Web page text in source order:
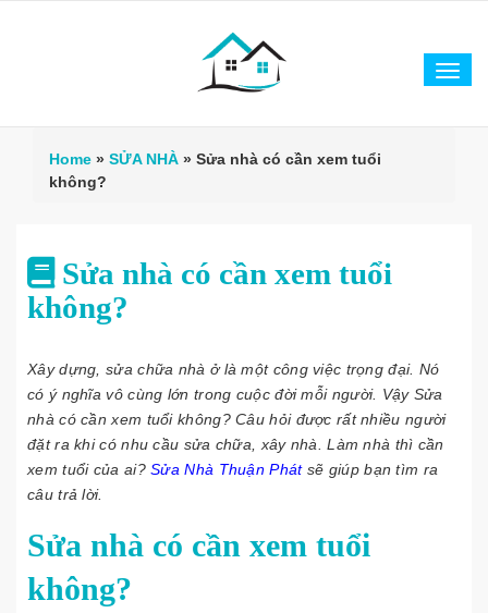
Home » SỬA NHÀ » Sửa nhà có cần xem tuổi
không?
Sửa nhà có cần xem tuổi
không?
Xây dựng, sửa chữa nhà ở là một công việc trọng đại. Nó
có ý nghĩa vô cùng lớn trong cuộc đời mỗi người. Vậy Sửa
nhà có cần xem tuổi không? Câu hỏi được rất nhiều người
đặt ra khi có nhu cầu sửa chữa, xây nhà. Làm nhà thì cần
xem tuổi của ai?Sửa Nhà Thuận Phátsẽ giúp bạn tìm ra
câu trả lời.
Sửa nhà có cần xem tuổi
không?